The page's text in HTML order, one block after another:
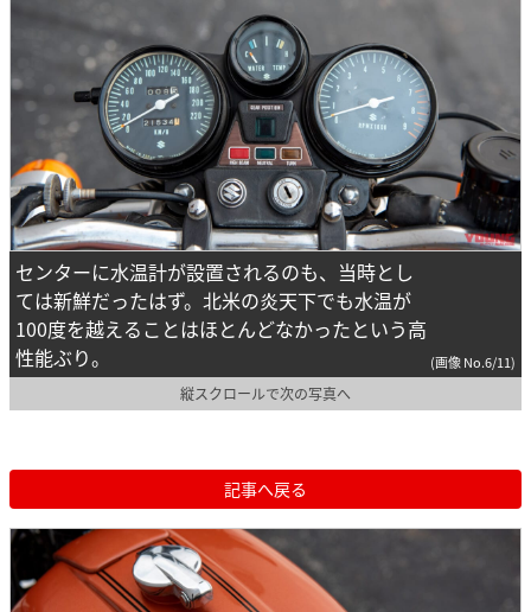
センターに水温計が設置されるのも、当時とし
ては新鮮だったはず。北米の炎天下でも水温が
100度を越えることはほとんどなかったという高
性能ぶり。
(画像 No.6/11)
縦スクロールで次の写真へ
記事へ戻る